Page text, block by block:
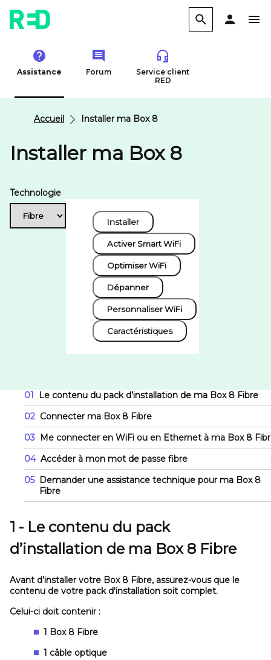
Assistance Forum
Service client
RED
Accueil Installer ma Box 8
Installer ma Box 8
Technologie
Installer
Activer Smart WiFi
Optimiser WiFi
Dépanner
Personnaliser WiFi
Caractéristiques
01
Le contenu du pack d’installation de ma Box 8 Fibre
02 Connecter ma Box 8 Fibre
03 Me connecter en WiFi ou en Ethernet à ma Box 8
04 Accéder à mon mot de passe fibre
05 Demander une assistance technique pour ma Box 8
Fibre
1 - Le contenu du pack
d’installation de ma Box 8 Fibre
Avant d’installer votre Box 8 Fibre, assurez-vous que le
contenu de votre pack d'installation soit complet.
Celui-ci doit contenir :
1 Box 8 Fibre
1 câble optique